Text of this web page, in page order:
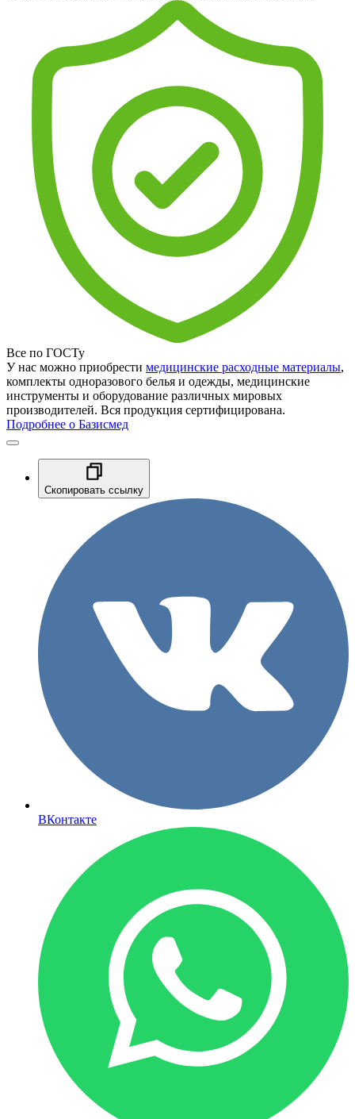
Все по ГОСТу
У нас можно приобрести медицинские расходные материалы,
комплекты одноразового белья и одежды, медицинские
инструменты и оборудование различных мировых
производителей. Вся продукция сертифицирована.
Подробнее о Базисмед
Скопировать ссылку
ВКонтакте